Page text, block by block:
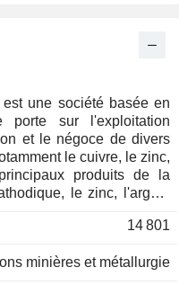
une société basée en
porte sur l'exploitation
et le négoce de divers
le cuivre, le zinc,
produits de la
le zinc, l'argent
et le soufre. Le cuivre
de machines et de la
14 801
minières et métallurgie